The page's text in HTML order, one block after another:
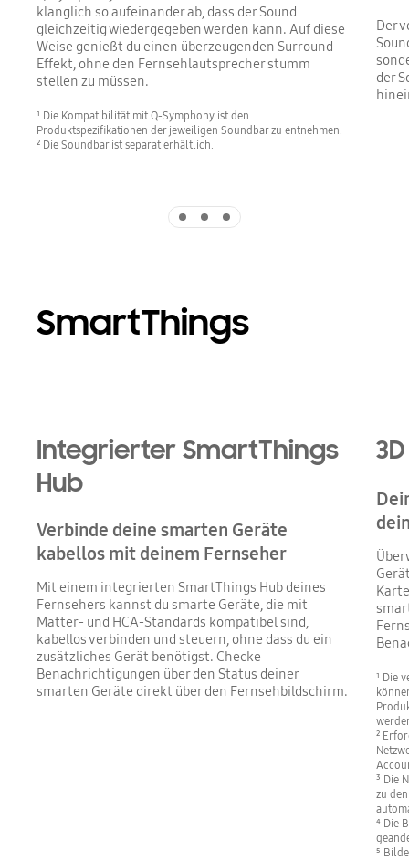
klanglich so aufeinander ab, dass der Sound
gleichzeitig wiedergegeben werden kann. Auf diese
Weise genießt du einen überzeugenden Surround-
Effekt, ohne den Fernsehlautsprecher stumm
stellen zu müssen.
¹ Die Kompatibilität mit Q-Symphony ist den
Produktspezifikationen der jeweiligen Soundbar zu entnehmen.
² Die Soundbar ist separat erhältlich.
Der
der
SmartThings
Integrierter SmartThings
Hub
Verbinde deine smarten Geräte
kabellos mit deinem Fernseher
Mit einem integrierten SmartThings Hub deines
Fernsehers kannst du smarte Geräte, die mit
Matter- und HCA-Standards kompatibel sind,
kabellos verbinden und steuern, ohne dass du ein
zusätzliches Gerät benötigst. Checke
Benachrichtigungen über den Status deiner
smarten Geräte direkt über den Fernsehbildschirm.
¹ Die
²
³ Die
zu
⁴ Die
⁵